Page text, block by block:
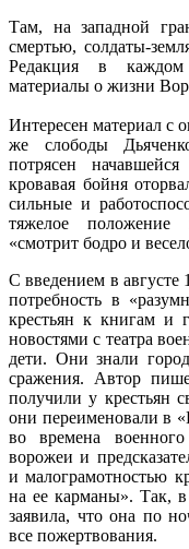
Там, на западной
смертью, солдаты-
Редакция в каждом
материалы о жизни
Интересен материал с
же слободы
потрясен
кровавая бойня
сильные и
тяжелое
«смотрит бодро и
С введением в августе
потребность в
крестьян к книгам и
новостями с театра
дети. Они знали
сражения. Автор
получили у крестьян
они переименовали в
во времена
ворожеи и
и малограмотностью
на ее карманы». Так,
заявила, что она по
все пожертвования.